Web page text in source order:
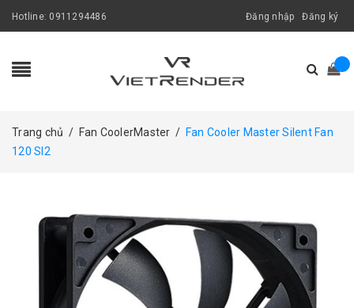
Hotline: 0911294486 Đăng nhập Đăng ký
Trang chủ / Fan CoolerMaster / Fan Cooler Master Silent Fan
120 SI2